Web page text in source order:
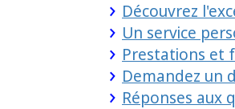
Découvrez
Un service
Prestations et
Demandez un
Réponses aux